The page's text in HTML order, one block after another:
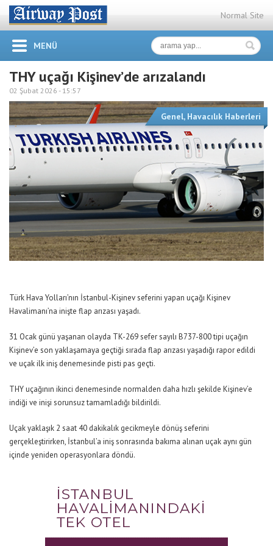
Normal Site
MENÜ
THY uçağı Kişinev’de arızalandı
02 Şubat 2026 - 15:57
Genel, Havacılık Haberleri
Türk Hava Yolları’nın İstanbul-Kişinev seferini yapan uçağı Kişinev
Havalimanı’na inişte flap arızası yaşadı.
31 Ocak günü yaşanan olayda TK-269 sefer sayılı B737-800 tipi uçağın
Kişinev’e son yaklaşamaya geçtiği sırada flap arızası yaşadığı rapor edildi
ve uçak ilk iniş denemesinde pisti pas geçti.
THY uçağının ikinci denemesinde normalden daha hızlı şekilde Kişinev’e
indiği ve inişi sorunsuz tamamladığı bildirildi.
Uçak yaklaşık 2 saat 40 dakikalık gecikmeyle dönüş seferini
gerçekleştirirken, İstanbul’a iniş sonrasında bakıma alınan uçak aynı gün
içinde yeniden operasyonlara döndü.